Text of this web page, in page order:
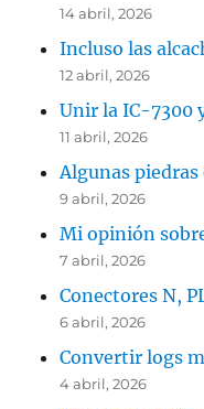
14 abril, 2026
Incluso las
12 abril, 2026
Unir la IC-7300
11 abril, 2026
Algunas
9 abril, 2026
Mi opinión
7 abril, 2026
Conectores N,
6 abril, 2026
Convertir logs
4 abril, 2026